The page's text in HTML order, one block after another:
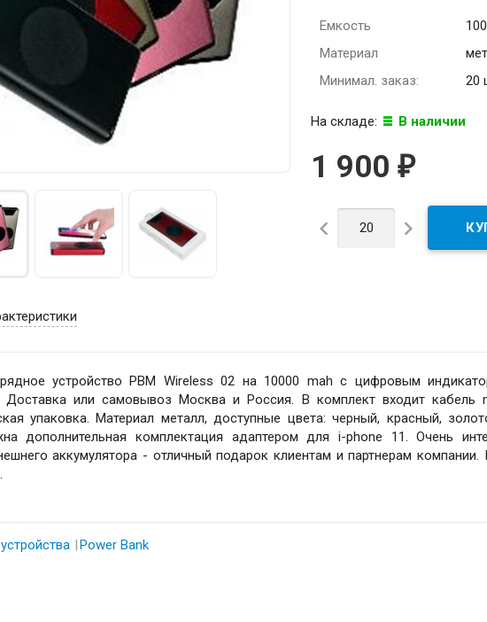
Емкость
Материал
Минимал. заказ:
20
На складе: В наличии
1 900₽
 
устройство PBM Wireless 02 на 10000 mah с цифровым
Доставка или самовывоз Москва и Россия. В комплект входит кабель
упаковка. Материал металл, доступные цвета: черный, красный,
дополнительная комплектация адаптером для i-phone 11. Очень
аккумулятора - отличный подарок клиентам и партнерам компании.
Power Bank